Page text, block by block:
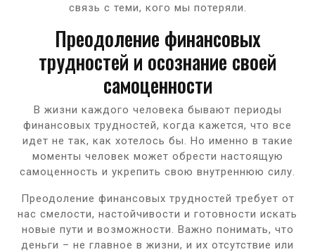
связь с теми, кого мы потеряли.
Преодоление финансовых
трудностей и осознание своей
самоценности
В жизни каждого человека бывают периоды
финансовых трудностей, когда кажется, что все
идет не так, как хотелось бы. Но именно в такие
моменты человек может обрести настоящую
самоценность и укрепить свою внутреннюю силу.
Преодоление финансовых трудностей требует от
нас смелости, настойчивости и готовности искать
новые пути и возможности. Важно понимать, что
деньги – не главное в жизни, и их отсутствие или